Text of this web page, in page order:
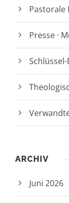
Pastorale
Presse ·
ARCHIV
Juni 2026